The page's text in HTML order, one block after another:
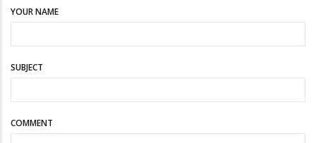
YOUR NAME
SUBJECT
COMMENT